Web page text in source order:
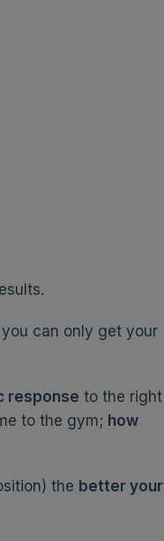
can only get your
response to the right
to the gym; how
the better your